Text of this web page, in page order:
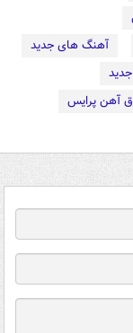
آهنگ های جدید
آهن پرایس